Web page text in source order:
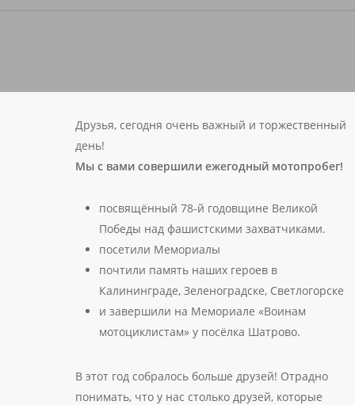
Друзья, сегодня очень важный и торжественный
день!
Мы с вами совершили ежегодный мотопробег!
посвящённый 78-й годовщине Великой
Победы над фашистскими захватчиками.
посетили Мемориалы
почтили память наших героев в
Калининграде, Зеленоградске, Светлогорске
и завершили на Мемориале «Воинам
мотоциклистам» у посёлка Шатрово.
В этот год собралось больше друзей! Отрадно
понимать, что у нас столько друзей, которые